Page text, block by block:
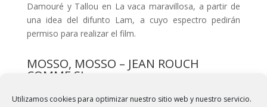
Utilizamos cookies para optimizar nuestro sitio web y nuestro servicio.
Damouré y Tallou en La vaca maravillosa, a partir de
una idea del difunto Lam, a cuyo espectro pedirán
permiso para realizar el film.
MOSSO, MOSSO – JEAN ROUCH
COMME SI
Jean-André Fieschi